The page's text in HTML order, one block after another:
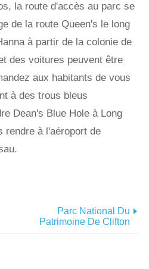
la route d'accès au parc se
de la route Queen's le long
à partir de la colonie de
des voitures peuvent être
aux habitants de vous
à des trous bleus
Dean's Blue Hole à Long
rendre à l'aéroport de
Parc National Du
Patrimoine De Clifton